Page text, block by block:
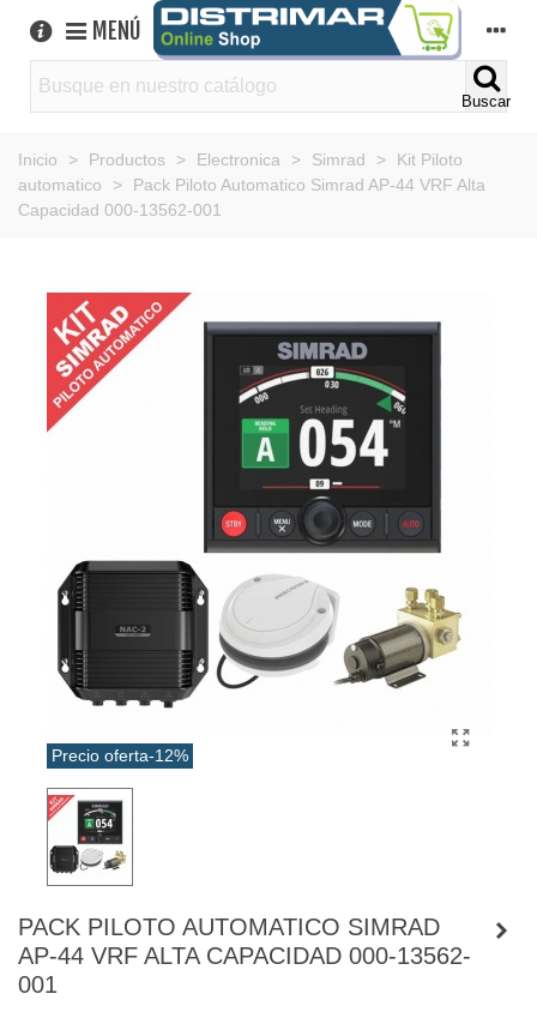
MENÚ
Buscar
Inicio > Productos > Electronica > Simrad >
Kit Piloto
automatico
>
Pack Piloto Automatico Simrad AP-44 VRF Alta
Capacidad 000-13562-001
Precio oferta-12%
PACK PILOTO AUTOMATICO SIMRAD
AP-44 VRF ALTA CAPACIDAD 000-13562-
001